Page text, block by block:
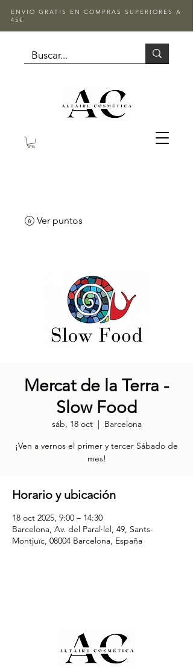
ENVIO GRATIS EN COMPRAS SUPERIORES A
45€
Ver puntos
Mercat de la Terra -
Slow Food
sáb, 18 oct
  |
Barcelona
¡Ven a vernos el primer y tercer Sábado de
mes!
Horario y ubicación
18 oct 2025, 9:00 – 14:30
Barcelona, Av. del Paral·lel, 49, Sants-
Montjuïc, 08004 Barcelona, España